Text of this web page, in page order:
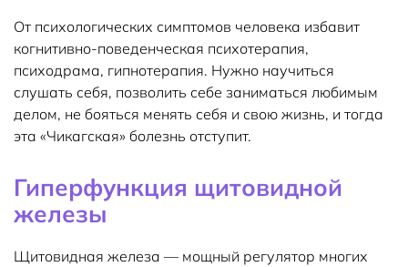
От психологических симптомов человека избавит
когнитивно-поведенческая психотерапия,
психодрама, гипнотерапия. Нужно научиться
слушать себя, позволить себе заниматься любимым
делом, не бояться менять себя и свою жизнь, и тогда
эта «Чикагская» болезнь отступит.
Гиперфункция щитовидной
железы
Щитовидная железа — мощный регулятор многих